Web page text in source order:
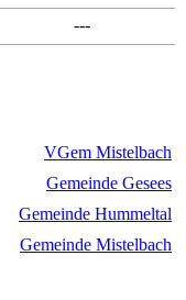
---
VGem Mistelbach
Gemeinde Gesees
Gemeinde Hummeltal
Gemeinde Mistelbach